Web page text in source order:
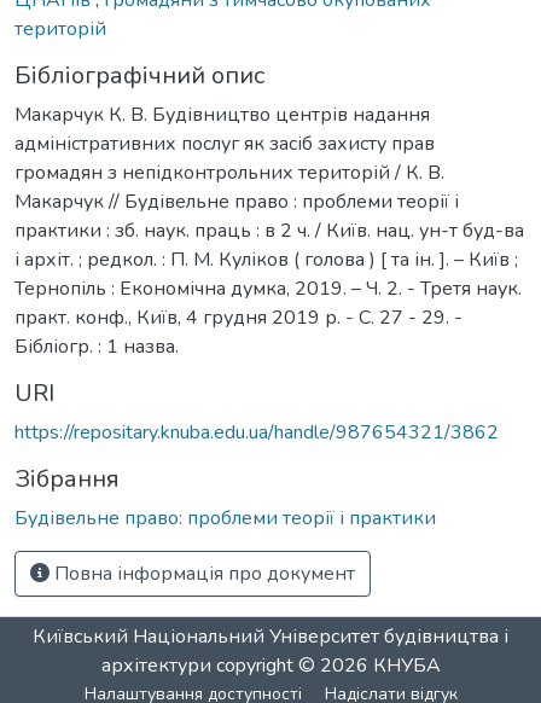
територій
Бібліографічний опис
Макарчук К. В. Будівництво центрів надання
адміністративних послуг як засіб захисту прав
громадян з непідконтрольних територій / К. В.
Макарчук // Будівельне право : проблеми теорії і
практики : зб. наук. праць : в 2 ч. / Київ. нац. ун-т буд-ва
і архіт. ; редкол. : П. М. Куліков ( голова ) [ та ін. ]. – Київ ;
Тернопіль : Економічна думка, 2019. – Ч. 2. - Третя наук.
практ. конф., Київ, 4 грудня 2019 р. - С. 27 - 29. -
Бібліогр. : 1 назва.
URI
https://repositary.knuba.edu.ua/handle/987654321/3862
Зібрання
Будівельне право: проблеми теорії і практики
Повна інформація про документ
Київський Національний Університет будівництва і
архітектури copyright © 2026 КНУБА
Налаштування доступності Надіслати відгук